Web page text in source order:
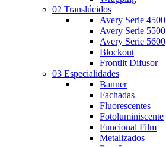
02 Translúcidos
Avery Serie 4500
Avery Serie 5500
Avery Serie 5600
Blockout
Frontlit Difusor
03 Especialidades
Banner
Fachadas
Fluorescentes
Fotoluminiscente
Funcional Film
Metalizados